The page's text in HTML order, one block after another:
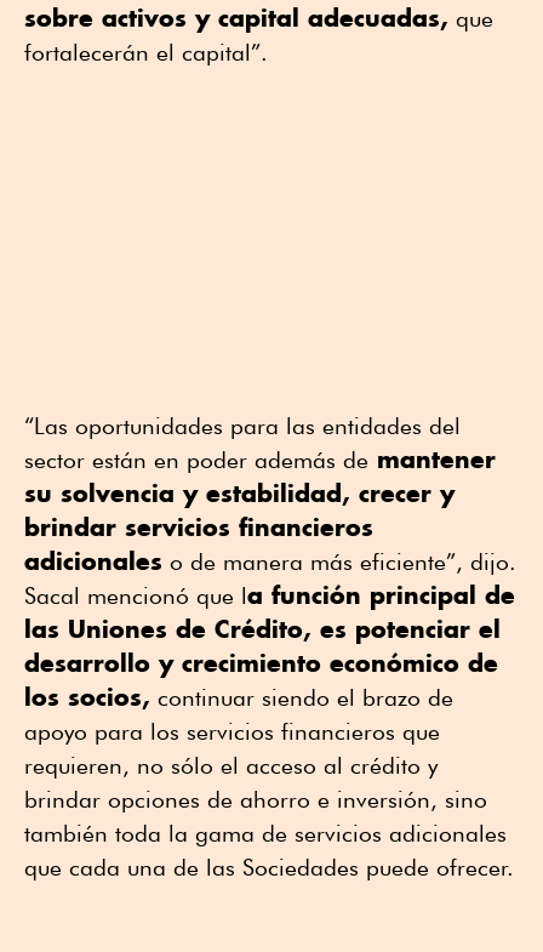
sobre activos y capital adecuadas, que
fortalecerán el capital”.
“Las oportunidades para las entidades del
sector están en poder además de mantener
su solvencia y estabilidad, crecer y
brindar servicios financieros
adicionales o de manera más eficiente”, dijo.
Sacal mencionó que la función principal de
las Uniones de Crédito, es potenciar el
desarrollo y crecimiento económico de
los socios, continuar siendo el brazo de
apoyo para los servicios financieros que
requieren, no sólo el acceso al crédito y
brindar opciones de ahorro e inversión, sino
también toda la gama de servicios adicionales
que cada una de las Sociedades puede ofrecer.